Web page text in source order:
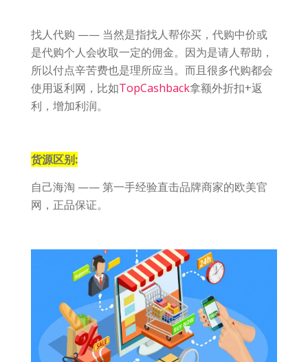
找人代购 —— 当然是指找人帮你买，代购中价或
是代购个人会收取一定的佣金。因为是请人帮助，
所以付点辛苦费也是理所应当。而且很多代购都会
使用返利网，比如TopCashback拿额外折扣+返
利，增加利润。
货源区别:
自己海淘 —— 第一手经验直击品牌商家的欧美官
网，正品保证。